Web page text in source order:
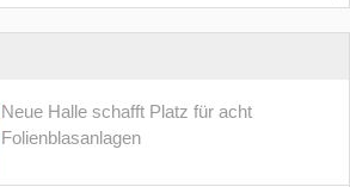
Neue Halle schafft Platz für acht
Folienblasanlagen